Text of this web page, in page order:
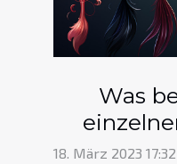
Was
18. März 2023 17:32